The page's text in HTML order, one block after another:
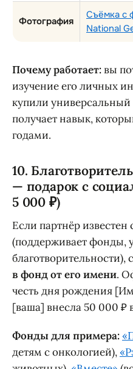
Фотография
Съёмка с
National
Почему работает:вы
изучение его личных
купили
получает навык,
годами.
10.
— подарок с
5 000 ₽)
Если партнёр
(поддерживает фонды,
благотворительности),
в фонд от его имени.
честь дня рождения
[ваша] внесла 50 000 ₽
Фонды для примера:
детям с онкологией),